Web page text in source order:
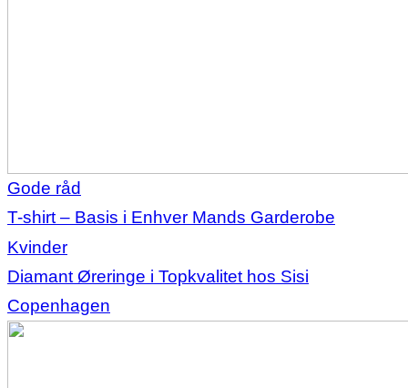
Gode råd
T-shirt – Basis i Enhver Mands Garderobe
Kvinder
Diamant Øreringe i Topkvalitet hos Sisi
Copenhagen